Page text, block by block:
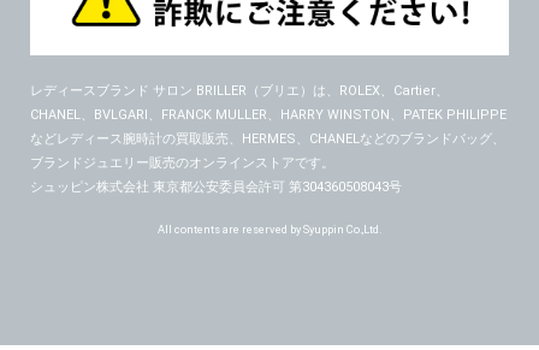
レディースブランド サロン BRILLER（ブリエ） は、ROLEX、Cartier、
CHANEL、BVLGARI、FRANCK MULLER、HARRY WINSTON、PATEK PHILIPPE
などレディース腕時計の買取販売、HERMES、CHANELなどのブランドバッグ、
ブランドジュエリー販売のオンラインストアです。
シュッピン株式会社 東京都公安委員会許可 第304360508043号
All contents are reserved by Syuppin Co.,Ltd.